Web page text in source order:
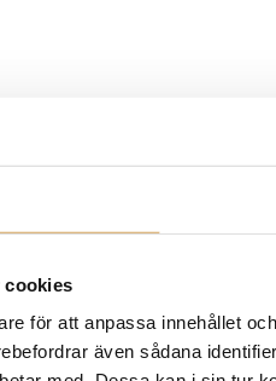
cookies
för att anpassa innehållet
även sådana